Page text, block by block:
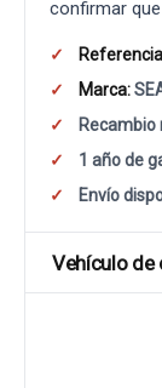
confirmar
Marca:
Recambio
1 año de
Envío
Vehículo de